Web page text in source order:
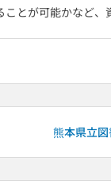
とが可能かなど、
熊本県立